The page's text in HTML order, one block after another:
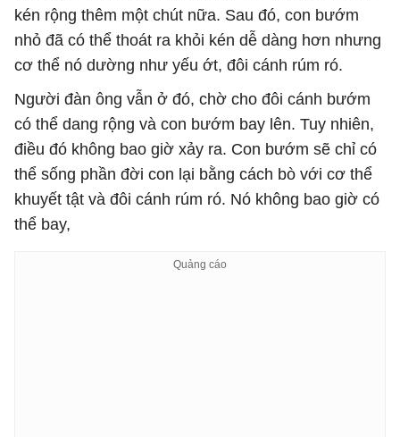
kén rộng thêm một chút nữa. Sau đó, con bướm
nhỏ đã có thể thoát ra khỏi kén dễ dàng hơn nhưng
cơ thể nó dường như yếu ớt, đôi cánh rúm ró.
Người đàn ông vẫn ở đó, chờ cho đôi cánh bướm
có thể dang rộng và con bướm bay lên. Tuy nhiên,
điều đó không bao giờ xảy ra. Con bướm sẽ chỉ có
thể sống phần đời con lại bằng cách bò với cơ thể
khuyết tật và đôi cánh rúm ró. Nó không bao giờ có
thể bay,